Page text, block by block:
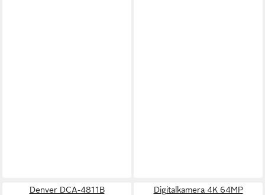
Denver DCA-4811B
Digitalkamera 4K 64MP